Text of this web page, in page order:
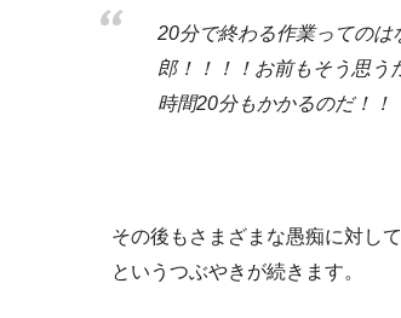
20分で終わる作業っての
郎！！！！お前もそう思う
時間20分もかかるのだ！！
その後もさまざまな愚痴に対し
というつぶやきが続きます。